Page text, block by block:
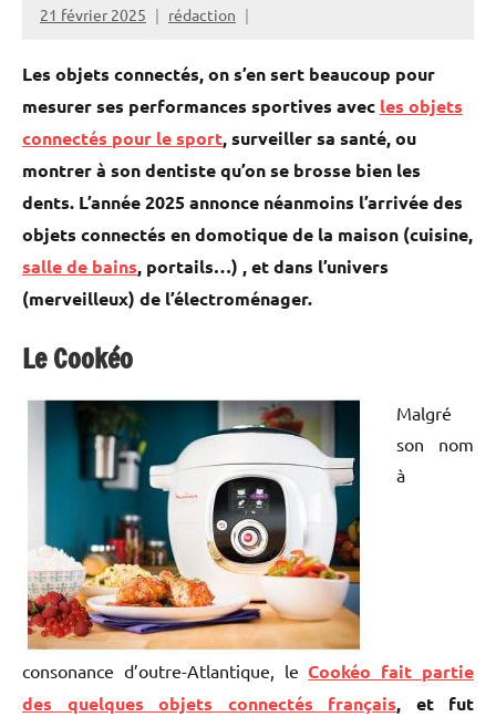
21 février 2025 rédaction
Les objets connectés, on s’en sert beaucoup pour
mesurer ses performances sportives avec les objets
connectés pour le sport, surveiller sa santé, ou
montrer à son dentiste qu’on se brosse bien les
dents. L’année 2025 annonce néanmoins l’arrivée des
objets connectés en domotique de la maison (cuisine,
salle de bains, portails…) , et dans l’univers
(merveilleux) de l’électroménager.
Le Cookéo
Malgré
son nom
à
consonance d’outre-Atlantique, leCookéo fait partie
des quelques objets connectés français, et fut